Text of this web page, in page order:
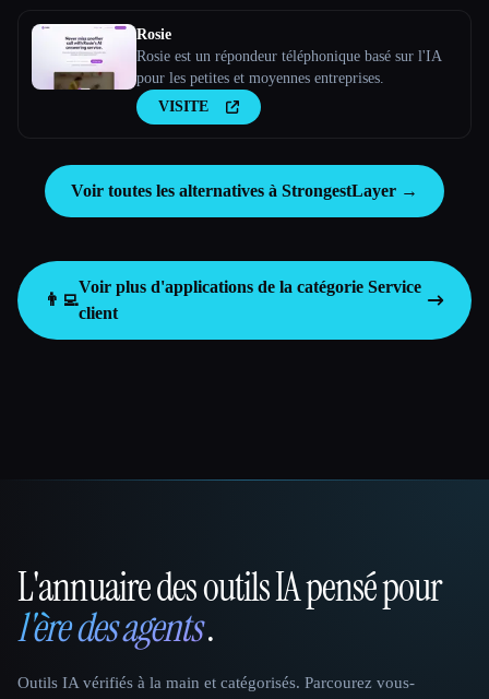
Rosie
Rosie est un répondeur téléphonique basé sur l'IA
pour les petites et moyennes entreprises.
VISITE
Voir toutes les alternatives à StrongestLayer →
👨‍💻
Voir plus d'applications de la catégorie Service
client
That AI Collection
L'annuaire des outils IA pensé pour
l'ère des agents.
Outils IA vérifiés à la main et catégorisés. Parcourez vous-